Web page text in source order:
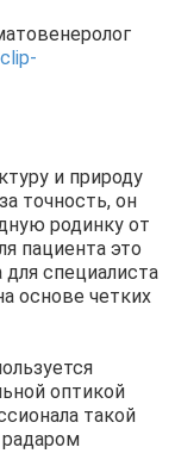
и природу
точность, он
родинку от
пациента это
специалиста
основе четких
оптикой
такой